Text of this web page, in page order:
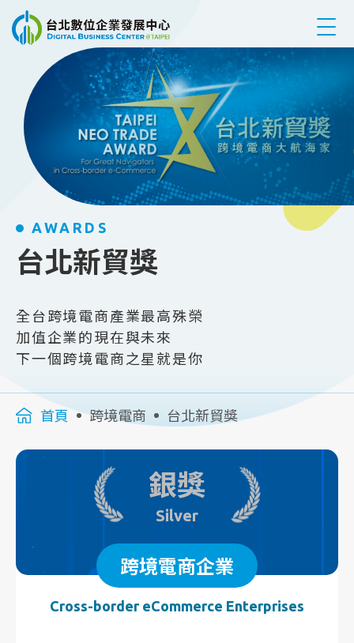
跳到主要內容
AWARDS
台北新貿獎
全台跨境電商產業最高殊榮
加值企業的現在與未來
下一個跨境電商之星就是你
首頁 跨境電商 台北新貿獎
銀獎
Silver
跨境電商企業
Cross-border eCommerce Enterprises